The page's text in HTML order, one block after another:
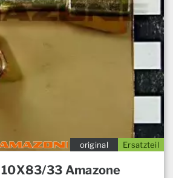
Ersatzteil
original
33 Amazone